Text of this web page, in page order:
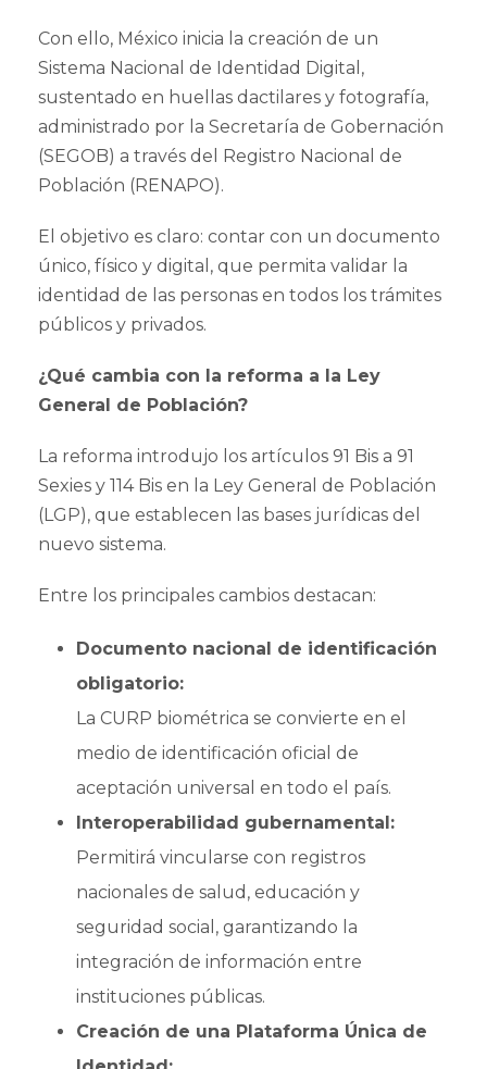
Con ello, México inicia la creación de un
Sistema Nacional de Identidad Digital,
sustentado en huellas dactilares y fotografía,
administrado por la Secretaría de Gobernación
(SEGOB) a través del Registro Nacional de
Población (RENAPO).
El objetivo es claro: contar con un documento
único, físico y digital, que permita validar la
identidad de las personas en todos los trámites
públicos y privados.
¿Qué cambia con la reforma a la Ley
General de Población?
La reforma introdujo los artículos 91 Bis a 91
Sexies y 114 Bis en la Ley General de Población
(LGP), que establecen las bases jurídicas del
nuevo sistema.
Entre los principales cambios destacan:
Documento nacional de identificación
obligatorio:
La CURP biométrica se convierte en el
medio de identificación oficial de
aceptación universal en todo el país.
Interoperabilidad gubernamental:
Permitirá vincularse con registros
nacionales de salud, educación y
seguridad social, garantizando la
integración de información entre
instituciones públicas.
Creación de una Plataforma Única de